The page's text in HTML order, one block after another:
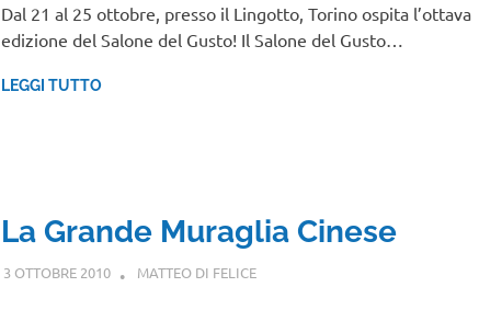
Dal 21 al 25 ottobre, presso il Lingotto, Torino ospita l’ottava
edizione del Salone del Gusto! Il Salone del Gusto…
LEGGI TUTTO
La Grande Muraglia Cinese
3 OTTOBRE 2010 MATTEO DI FELICE